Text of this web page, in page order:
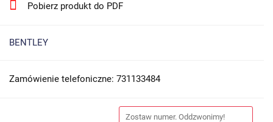
Pobierz produkt do PDF
BENTLEY
Zamówienie telefoniczne: 731133484